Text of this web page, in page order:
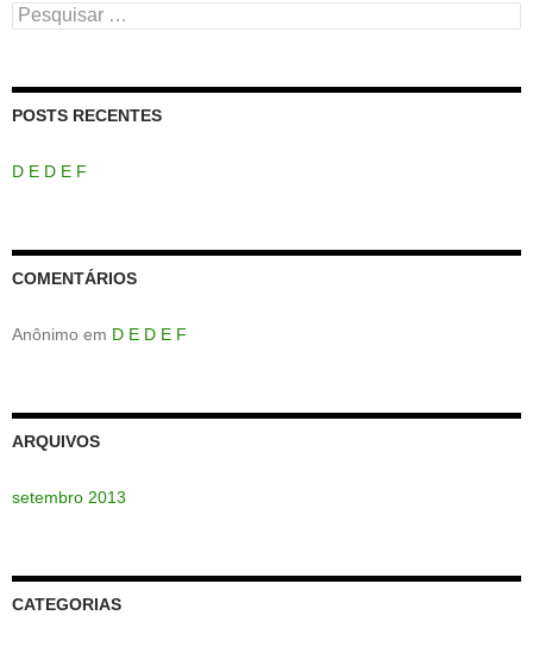
Pesquisar
por:
POSTS RECENTES
D E D E F
COMENTÁRIOS
Anônimo em D E D E F
ARQUIVOS
setembro 2013
CATEGORIAS